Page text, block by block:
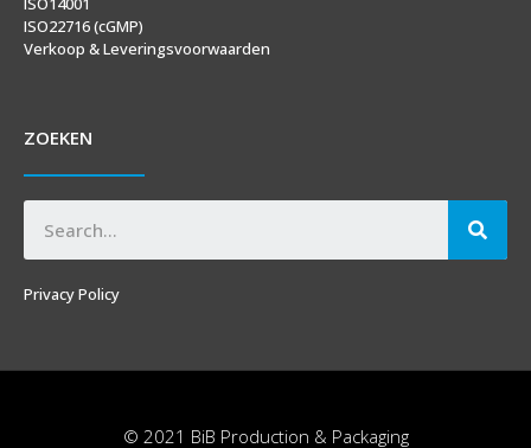
ISO22716 (cGMP)
Verkoop & Leveringsvoorwaarden
ZOEKEN
Privacy Policy
© 2021 BiB Production & Packaging